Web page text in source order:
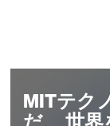
MITテク